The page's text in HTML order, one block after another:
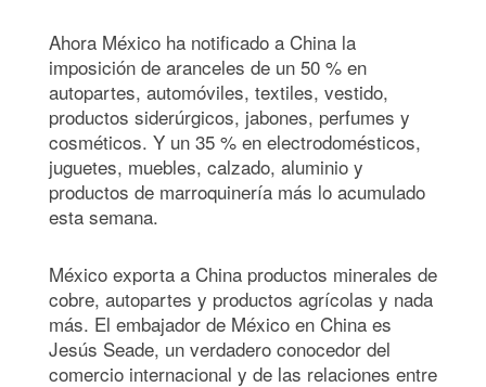
Ahora México ha notificado a China la
imposición de aranceles de un 50 % en
autopartes, automóviles, textiles, vestido,
productos siderúrgicos, jabones, perfumes y
cosméticos. Y un 35 % en electrodomésticos,
juguetes, muebles, calzado, aluminio y
productos de marroquinería más lo acumulado
esta semana.
México exporta a China productos minerales de
cobre, autopartes y productos agrícolas y nada
más. El embajador de México en China es
Jesús Seade, un verdadero conocedor del
comercio internacional y de las relaciones entre